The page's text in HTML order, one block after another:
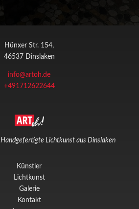
Hünxer Str. 154,
46537 Dinslaken
info@artoh.de
+491712622644
Handgefertigte Lichtkunst aus Dinslaken
Künstler
Lichtkunst
Galerie
Kontakt